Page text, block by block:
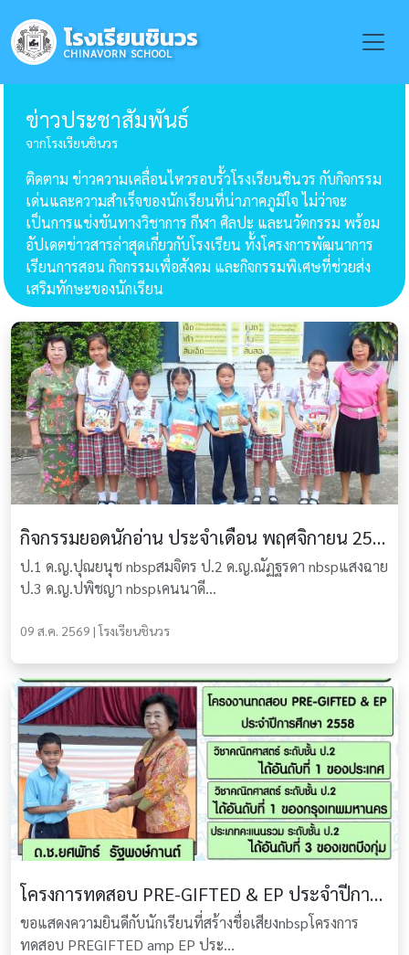
โรงเรียนชินวร
CHINAVORN SCHOOL
ข่าวประชาสัมพันธ์
จากโรงเรียนชินวร
ติดตาม ข่าวความเคลื่อนไหวรอบรั้วโรงเรียนชินวร กับกิจกรรม
เด่นและความสำเร็จของนักเรียนที่น่าภาคภูมิใจ ไม่ว่าจะ
เป็นการแข่งขันทางวิชาการ กีฬา ศิลปะ และนวัตกรรม พร้อม
อัปเดตข่าวสารล่าสุดเกี่ยวกับโรงเรียน ทั้งโครงการพัฒนาการ
เรียนการสอน กิจกรรมเพื่อสังคม และกิจกรรมพิเศษที่ช่วยส่ง
เสริมทักษะของนักเรียน
กิจกรรมยอดนักอ่าน ประจำเดือน พฤศจิกายน 2558
ป.1 ด.ญ.ปุณยนุช nbspสมจิตร ป.2 ด.ญ.ณัฏฐรดา nbspแสงฉาย
ป.3 ด.ญ.ปพิชญา nbspเคนนาดี...
09 ส.ค. 2569 | โรงเรียนชินวร
โครงการทดสอบ PRE-GIFTED & EP ประจำปีการศึกษา 2558
ขอแสดงความยินดีกับนักเรียนที่สร้างชื่อเสียงnbspโครงการ
ทดสอบ PREGIFTED amp EP ประ...